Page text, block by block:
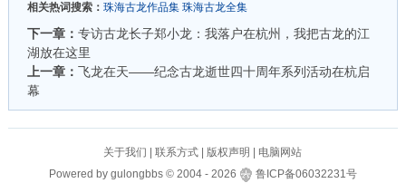
相关热词搜索： 珠海古龙作品集 珠海古龙全集
下一章： 专访古龙长子郑小龙：我落户在杭州，我把古龙的江
湖放在这里
上一章： 飞龙在天——纪念古龙逝世四十周年系列活动在杭启
幕
关于我们 |联系方式 版权声明
电脑网站
Powered by gulongbbs ©2004 - 2026 鲁ICP备06032231号